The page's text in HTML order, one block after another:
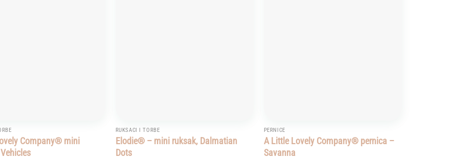
Company® mini
RUKSACI I TORBE
Elodie® – mini ruksak, Dalmatian
Dots
PERNICE
A Little Lovely Company® pernica –
Savanna